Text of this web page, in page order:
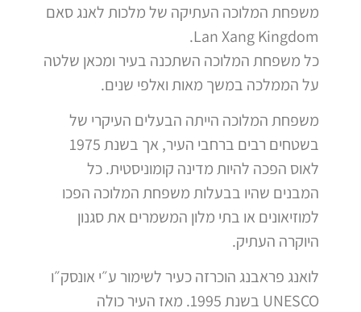
משפחת המלוכה העתיקה של מלכות לאנג סאם
Lan Xang Kingdom.
כל משפחת המלוכה השתכנה בעיר ומכאן שלטה
על הממלכה במשך מאות ואלפי שנים.
משפחת המלוכה הייתה הבעלים העיקרי של
בשטחים רבים ברחבי העיר, אך בשנת 1975
לאוס הפכה להיות מדינה קומוניסטית. כל
המבנים שהיו בבעלות משפחת המלוכה הפכו
למוזיאונים או בתי מלון המשמרים את סגנון
היוקרה העתיק.
לואנג פראבנג הוכרזה כעיר לשימור ע״י אונסק״ו
UNESCO בשנת 1995. מאז העיר כולה